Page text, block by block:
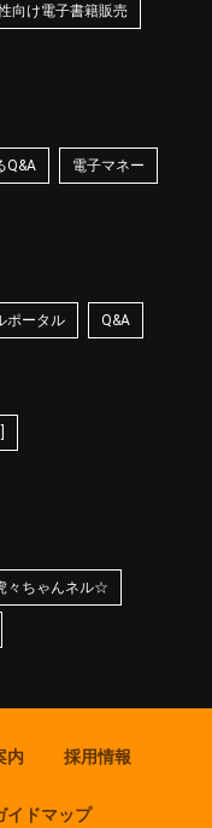
向け電子書籍販売
Q&A 電子マネー
ポータル Q&A
々ちゃんネル☆
内 採用情報
イドマップ